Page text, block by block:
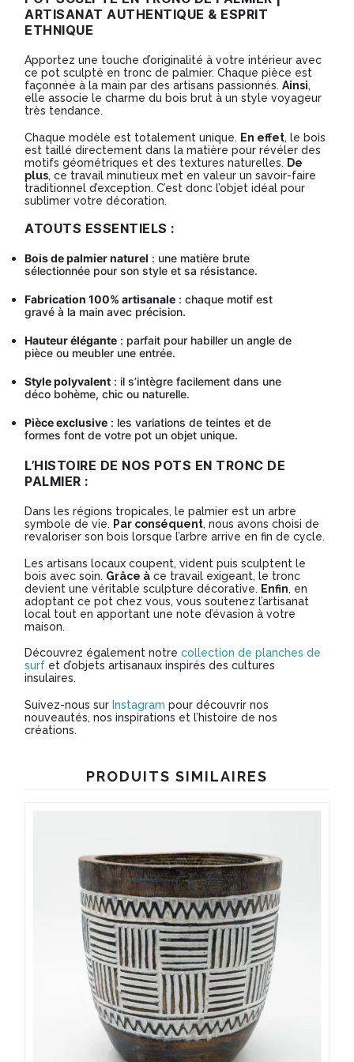
30x25cm
Modèle
PTIM008
ARTISANAT AUTHENTIQUE & ESPRIT
ETHNIQUE
Apportez une touche d’originalité à votre intérieur avec
ce pot sculpté en tronc de palmier. Chaque pièce est
façonnée à la main par des artisans passionnés.Ainsi,
elle associe le charme du bois brut à un style voyageur
très tendance.
Chaque modèle est totalement unique. En effet, le bois
est taillé directement dans la matière pour révéler des
motifs géométriques et des textures naturelles. De
plus, ce travail minutieux met en valeur un savoir-faire
traditionnel d’exception. C’est donc l’objet idéal pour
sublimer votre décoration.
ATOUTS ESSENTIELS :
Bois de palmier naturel : une matière brute
sélectionnée pour son style et sa résistance.
Fabrication 100% artisanale : chaque motif est
gravé à la main avec précision.
Hauteur élégante : parfait pour habiller un angle de
pièce ou meubler une entrée.
Style polyvalent : il s’intègre facilement dans une
déco bohème, chic ou naturelle.
Pièce exclusive : les variations de teintes et de
formes font de votre pot un objet unique.
L’HISTOIRE DE NOS POTS EN TRONC DE
PALMIER :
Dans les régions tropicales, le palmier est un arbre
symbole de vie. Par conséquent, nous avons choisi de
revaloriser son bois lorsque l’arbre arrive en fin de cycle.
Les artisans locaux coupent, vident puis sculptent le
bois avec soin. Grâce à ce travail exigeant, le tronc
devient une véritable sculpture décorative. Enfin, en
adoptant ce pot chez vous, vous soutenez l’artisanat
local tout en apportant une note d’évasion à votre
maison.
Découvrez également notrecollection de planches de
surf et d’objets artisanaux inspirés des cultures
insulaires.
Suivez-nous surInstagram pour découvrir nos
nouveautés, nos inspirations et l’histoire de nos
créations.
PRODUITS SIMILAIRES